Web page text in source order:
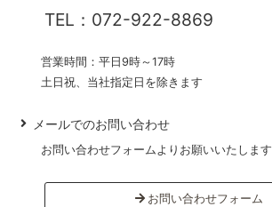
TEL：072-922-8869
営業時間：平日9時～17時
土日祝、当社指定日を除きます
メールでのお問い合わせ
お問い合わせフォームよりお願いいたします
お問い合わせフォーム